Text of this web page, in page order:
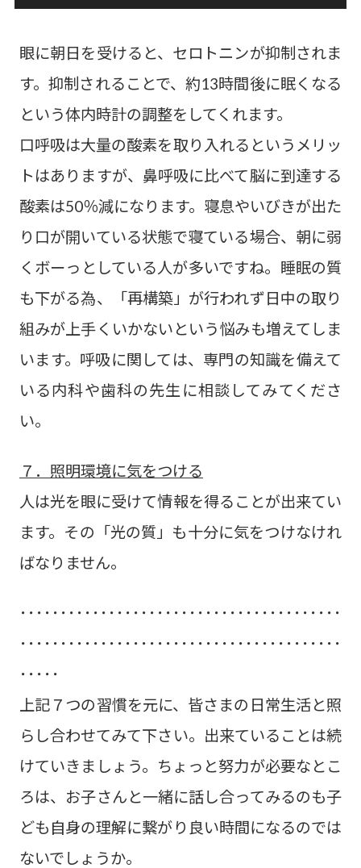
眼に朝日を受けると、セロトニンが抑制されま
す。抑制されることで、約13時間後に眠くなる
という体内時計の調整をしてくれます。
口呼吸は大量の酸素を取り入れるというメリッ
トはありますが、鼻呼吸に比べて脳に到達する
酸素は50％減になります。寝息やいびきが出た
り口が開いている状態で寝ている場合、朝に弱
くボーっとしている人が多いですね。睡眠の質
も下がる為、「再構築」が行われず日中の取り
組みが上手くいかないという悩みも増えてしま
います。呼吸に関しては、専門の知識を備えて
いる内科や歯科の先生に相談してみてくださ
い。
７．照明環境に気をつける
人は光を眼に受けて情報を得ることが出来てい
ます。その「光の質」も十分に気をつけなけれ
ばなりません。
････････････････････････････････････････
････････････････････････････････････････
･････
上記７つの習慣を元に、皆さまの日常生活と照
らし合わせてみて下さい。出来ていることは続
けていきましょう。ちょっと努力が必要なとこ
ろは、お子さんと一緒に話し合ってみるのも子
ども自身の理解に繋がり良い時間になるのでは
ないでしょうか。